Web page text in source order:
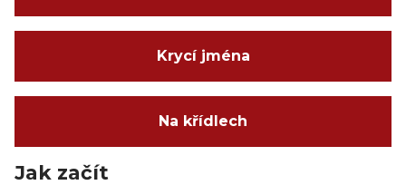
Krycí jména
Na křídlech
Jak začít